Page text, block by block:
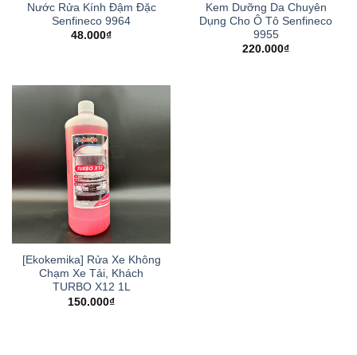
Nước Rửa Kính Đậm Đặc
Senfineco 9964
48.000₫
Kem Dưỡng Da Chuyên
Dụng Cho Ô Tô Senfineco
9955
220.000₫
[Ekokemika] Rửa Xe Không
Chạm Xe Tải, Khách
TURBO X12 1L
150.000₫